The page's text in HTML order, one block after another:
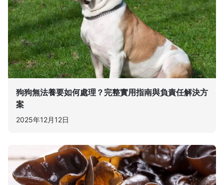
狗狗無法養要如何處理？完整實用指南與負責任解決方
案
2025年12月12日